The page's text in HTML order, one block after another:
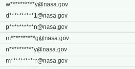
w**********y@nasa.gov
d**********1@nasa.gov
p**********n@nasa.gov
m**********g@nasa.gov
n**********y@nasa.gov
m**********r@nasa.gov